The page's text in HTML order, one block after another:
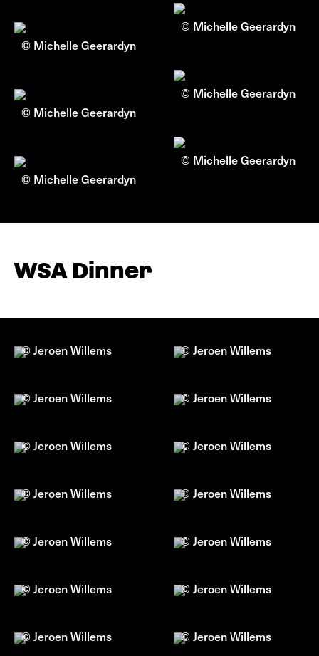
© Michelle Geerardyn
© Michelle Geerardyn
© Michelle Geerardyn
© Michelle Geerardyn
© Michelle Geerardyn
© Michelle Geerardyn
WSA Dinner
© Jeroen Willems © Jeroen Willems
© Jeroen Willems © Jeroen Willems
© Jeroen Willems © Jeroen Willems
© Jeroen Willems © Jeroen Willems
© Jeroen Willems © Jeroen Willems
© Jeroen Willems © Jeroen Willems
© Jeroen Willems © Jeroen Willems